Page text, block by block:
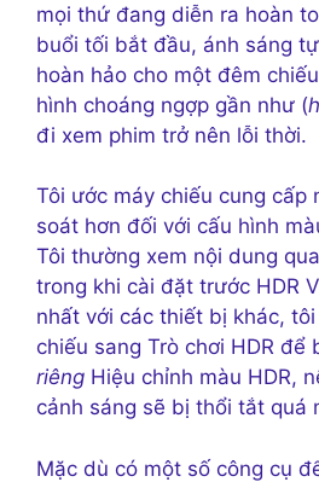
mọi thứ đang diễn ra hoàn
buổi tối bắt đầu, ánh sáng
hoàn hảo cho một đêm
hình choáng ngợp gần như (
đi xem phim trở nên lỗi thời.
Tôi ước máy chiếu cung cấp
soát hơn đối với cấu hình
Tôi thường xem nội dung
trong khi cài đặt trước HDR
nhất với các thiết bị khác,
chiếu sang Trò chơi HDR để
riêng Hiệu chỉnh màu HDR,
cảnh sáng sẽ bị thổi tắt quá
Mặc dù có một số công cụ